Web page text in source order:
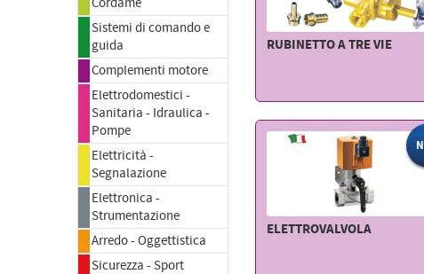
Sistemi di comando e
guida
Complementi motore
Elettrodomestici -
Sanitaria - Idraulica -
Pompe
Elettricità -
Segnalazione
Elettronica -
Strumentazione
Arredo - Oggettistica
Sicurezza - Sport
RUBINETTO A TRE VIE
ELETTROVALVOLA